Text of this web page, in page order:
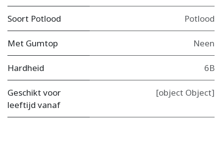
Soort Potlood Potlood
Met Gumtop Neen
Hardheid 6B
Geschikt voor
leeftijd vanaf
[object Object]